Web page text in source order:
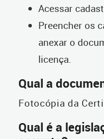
Acessar
Preencher os
anexar o
licença.
Qual a
Fotocópia da
Qual é a